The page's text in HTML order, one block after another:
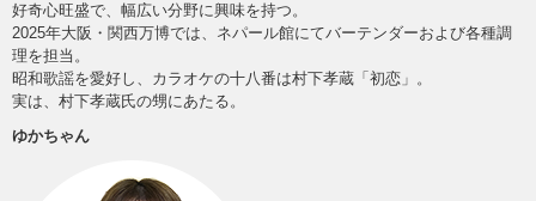
好奇心旺盛で、幅広い分野に興味を持つ。
2025年大阪・関西万博では、ネパール館にてバーテンダーおよび各種調
理を担当。
昭和歌謡を愛好し、カラオケの十八番は村下孝蔵「初恋」。
実は、村下孝蔵氏の甥にあたる。
ゆかちゃん